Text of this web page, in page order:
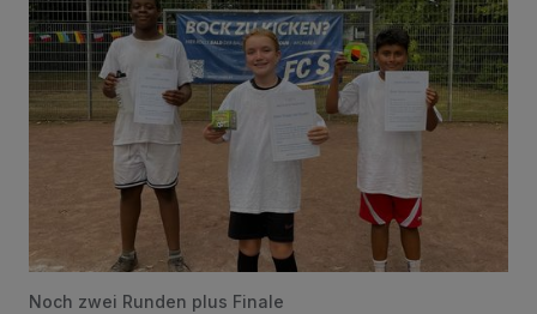
Noch zwei Runden plus Finale